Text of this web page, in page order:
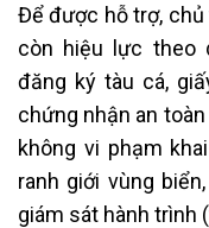
Để được hỗ trợ,
còn hiệu lực theo
đăng ký tàu cá,
chứng nhận an
không vi phạm
ranh giới vùng
giám sát hành trình